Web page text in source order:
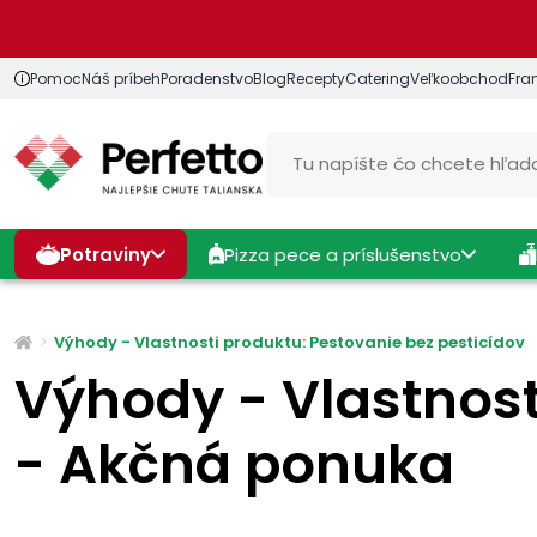
PomocNáš príbehPoradenstvoBlogReceptyCateringVeľkoobchod
Potraviny Pizza pece a príslušenstvo
Výhody - Vlastnosti produktu: Pestovanie bez pesticídov
Výhody -
- Akčná ponuka